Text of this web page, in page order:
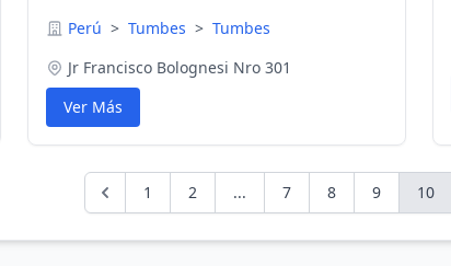
Perú > Tumbes > Tumbes
Jr Francisco Bolognesi Nro 301
Ver Más
1 2 ... 7 8 9 10